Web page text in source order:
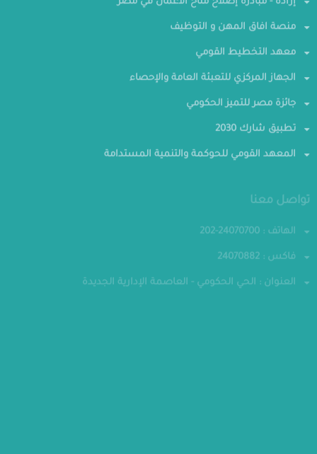
إرادة - مبادرة إصلاح مناخ الأعمال في مصر
منصة افاق المهن و التوظيف
معهد التخطيط القومي
الجهاز المركزي للتعبئة العامة والإحصاء
جائزة مصر للتميز الحكومي
تطبيق شارك 2030
المعهد القومي للحوكمة والتنمية المستدامة